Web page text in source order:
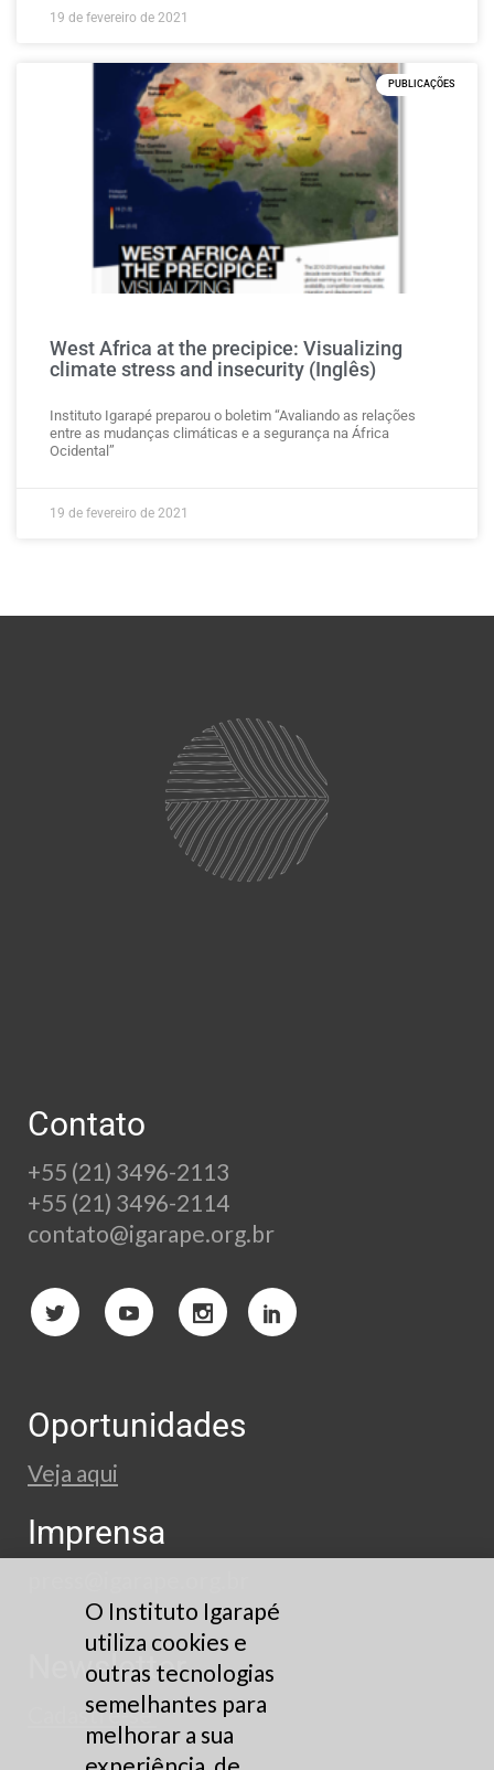
19 de fevereiro de 2021
PUBLICAÇÕES
West Africa at the precipice: Visualizing
climate stress and insecurity (Inglês)
Instituto Igarapé preparou o boletim “Avaliando as relações
entre as mudanças climáticas e a segurança na África
Ocidental”
19 de fevereiro de 2021
Contato
+55 (21) 3496-2113
+55 (21) 3496-2114
contato@igarape.org.br
Oportunidades
Veja aqui
Imprensa
Newsletter
Cadastre-se
O Instituto Igarapé
utiliza cookies e
outras tecnologias
semelhantes para
melhorar a sua